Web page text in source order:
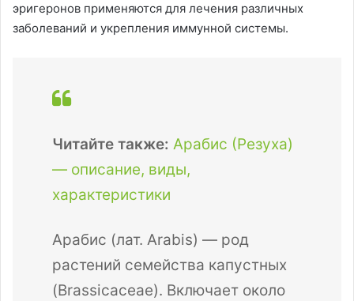
эригеронов применяются для лечения различных
заболеваний и укрепления иммунной системы.
Читайте также: Арабис (Резуха)
— описание, виды,
характеристики
Арабис (лат. Arabis) — род
растений семейства капустных
(Brassicaceae). Включает около